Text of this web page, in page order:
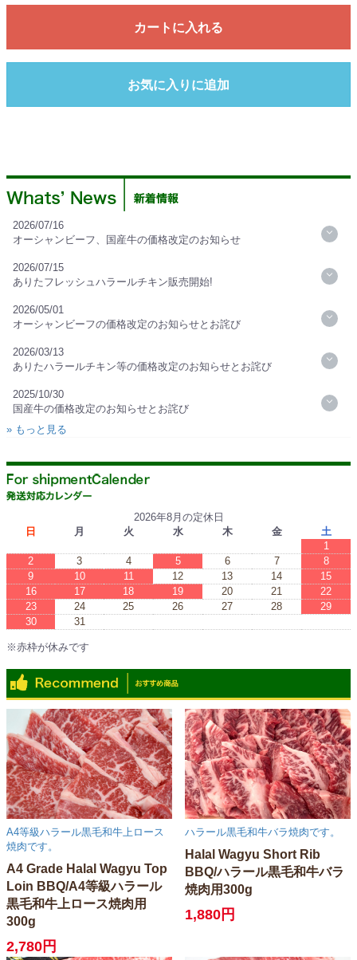
カートに入れる
お気に入りに追加
2026/07/16
オーシャンビーフ、国産牛の価格改定のお知らせ
2026/07/15
ありたフレッシュハラールチキン販売開始!
2026/05/01
オーシャンビーフの価格改定のお知らせとお詫び
2026/03/13
ありたハラールチキン等の価格改定のお知らせとお詫び
2025/10/30
国産牛の価格改定のお知らせとお詫び
» もっと見る
2026年8月の定休日
日
月 火 水 木 金
土
1
2
3 4 5 6 7
8
9
10 11 12 13 14
15
16
17 18 19 20 21
22
23
24 25 26 27 28
29
30
31
※赤枠が休みです
A4等級ハラール黒毛和牛上ロース
焼肉です。
A4 Grade Halal Wagyu Top
Loin BBQ/A4等級ハラール
黒毛和牛上ロース焼肉用
300g
2,780円
ハラール黒毛和牛バラ焼肉です。
Halal Wagyu Short Rib
BBQ/ハラール黒毛和牛バラ
焼肉用300g
1,880円